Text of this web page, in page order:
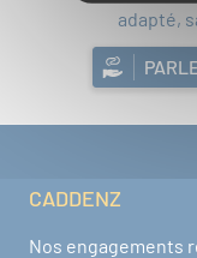
adapté,
Navigation pied de
CADDENZ
Nos engagements